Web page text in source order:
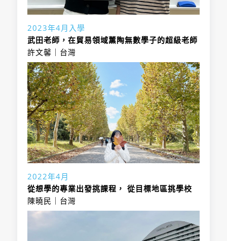
招生名額：
專攻領域分組
2023年4月入學
武田老師，在貿易領域薰陶無數學子的超級老師
許文馨｜台灣
2022年4月
從想學的專業出發挑課程， 從目標地區挑學校
陳曉民｜台灣